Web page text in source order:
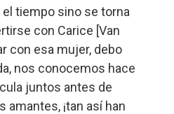
tiempo sino se torna
con Carice [Van
con esa mujer, debo
nos conocemos hace
juntos antes de
¡tan así han